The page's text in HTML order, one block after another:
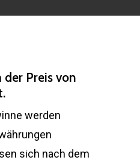
der Preis von
werden
sich nach dem